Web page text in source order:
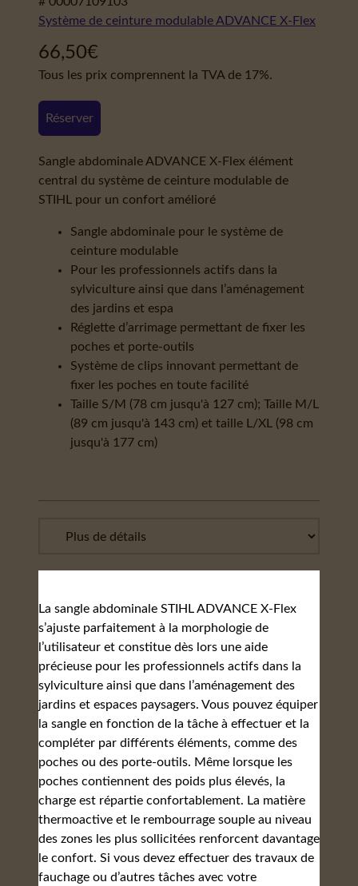
Système de ceinture modulable ADVANCE X-Flex
66,50€
Tous les prix comprennent la TVA de 17%.
Réserver
Sangle abdominale ADVANCE X-Flex élément
central du système de ceinture modulable de
STIHL pour un confort amélioré
Sangle abdominale pour le système de
ceinture modulable
Pour les professionnels actifs dans la
sylviculture ainsi que dans l’aménagement
des jardins et espa
Réglette d’arrimage permettant de fixer les
poches et porte-outils
Système de clips innovant permettant de
fixer les poches en toute facilité
Taille S/M (78 cm jusqu'à 127 cm); Taille M/L
(89 cm jusqu'à 143 cm) et taille L/XL (98 cm
jusqu'à 177 cm)
La sangle abdominale STIHL ADVANCE X-Flex
s’ajuste parfaitement à la morphologie de
l’utilisateur et constitue dès lors une aide
précieuse pour les professionnels actifs dans la
sylviculture ainsi que dans l’aménagement des
jardins et espaces paysagers. Vous pouvez équiper
la sangle en fonction de la tâche à effectuer et la
compléter par différents éléments, comme des
poches ou des porte-outils. Même lorsque les
poches contiennent des poids plus élevés, la
charge est répartie confortablement. La matière
thermoactive et le rembourrage souple au niveau
des zones les plus sollicitées renforcent davantage
le confort. Si vous devez effectuer des travaux de
fauchage ou d’autres tâches avec votre